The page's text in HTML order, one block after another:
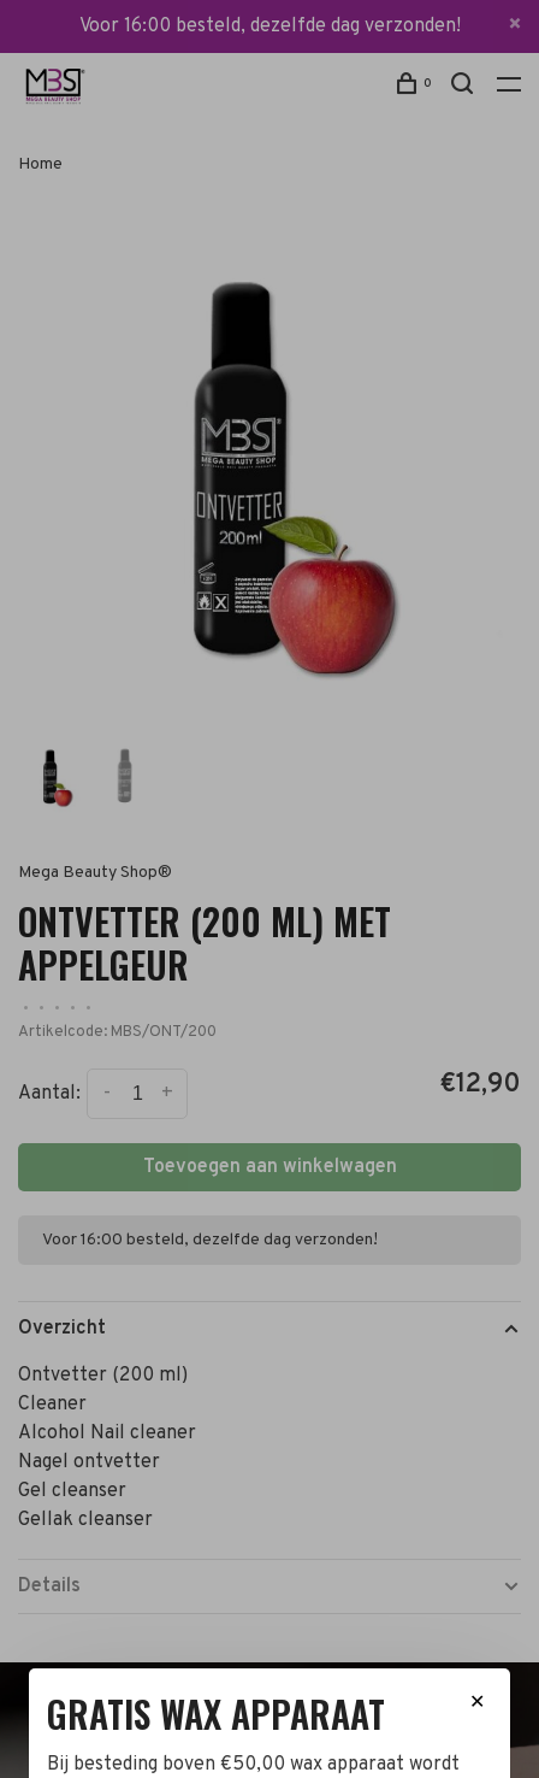
Voor 16:00 besteld, dezelfde dag verzonden!
0
Home
Mega Beauty Shop®
ONTVETTER (200 ML) MET
APPELGEUR
• • • •
•
Artikelcode: MBS/ONT/200
Aantal: +
- €12,90
Toevoegen aan winkelwagen
Voor 16:00 besteld, dezelfde dag verzonden!
Overzicht
Ontvetter (200 ml)
Cleaner
Alcohol Nail cleaner
Nagel ontvetter
Gel cleanser
Gellak cleanser
Details
BEZOEK DE WINKEL!
✕
GRATIS WAX APPARAAT
Bij besteding boven €50,00 wax apparaat wordt